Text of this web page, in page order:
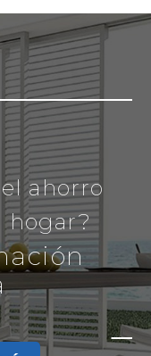
ahorro
hogar?